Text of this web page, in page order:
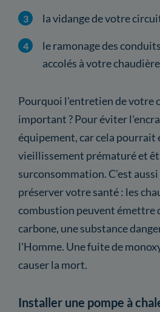
la vidange de votre
le ramonage des
accolés à votre
Pourquoi l'entretien de votre
important ? Pour éviter
équipement, car cela pourrait
vieillissement prématuré et
surconsommation. C'est
préserver votre santé : les
combustion peuvent émettre
carbone, une substance
l'Homme. Une fuite de
causer la mort.
Installer une pompe à